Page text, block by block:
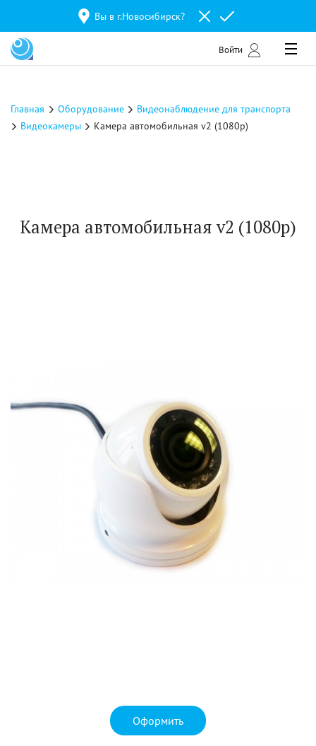
Вы в г.Новосибирск?
Войти
Главная Оборудование
Видеонаблюдение для транспорта
Видеокамеры
Камера автомобильная v2 (1080р)
Камера автомобильная v2 (1080р)
Оформить